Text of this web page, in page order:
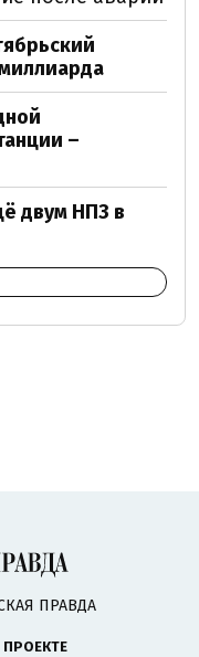
–
двум НПЗ в
ПРАВДА
ПРОЕКТЕ